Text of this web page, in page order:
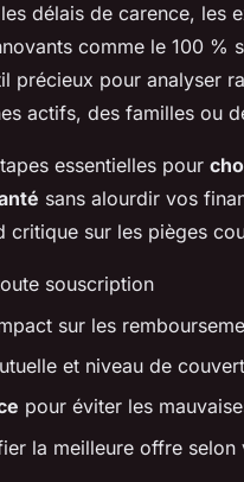
délais de carence, les
comme le 100 %
précieux pour analyser
actifs, des familles ou
essentielles pour
sans alourdir vos
critique sur les pièges
souscription
sur les
et niveau de
pour éviter les
la meilleure offre